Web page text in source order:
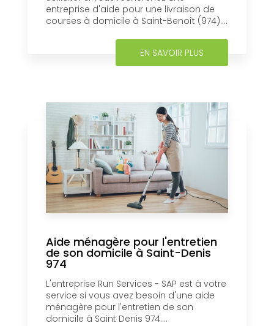
entreprise d'aide pour une livraison de
courses à domicile à Saint-Benoît (974)....
EN SAVOIR PLUS
Aide ménagère pour l'entretien
de son domicile à Saint-Denis
974
L'entreprise Run Services - SAP est à votre
service si vous avez besoin d'une aide
ménagère pour l'entretien de son
domicile à Saint Denis 974....